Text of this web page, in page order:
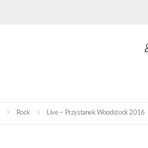
Rock Live – Przystanek Woodstock 2016